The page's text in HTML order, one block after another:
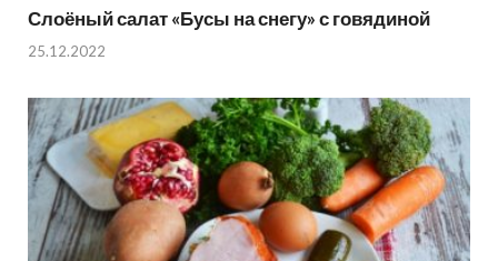
Слоёный салат «Бусы на снегу» с говядиной
25.12.2022